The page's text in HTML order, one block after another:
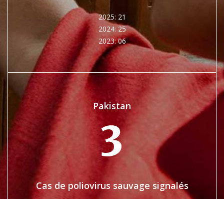
2025: 21
2024: 25
2023: 06
Pakistan
3
Cas de poliovirus sauvage signalés